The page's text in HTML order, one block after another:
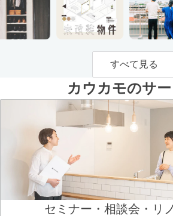
すべて見る
カウカモのサ
セミナー・相談会・リ